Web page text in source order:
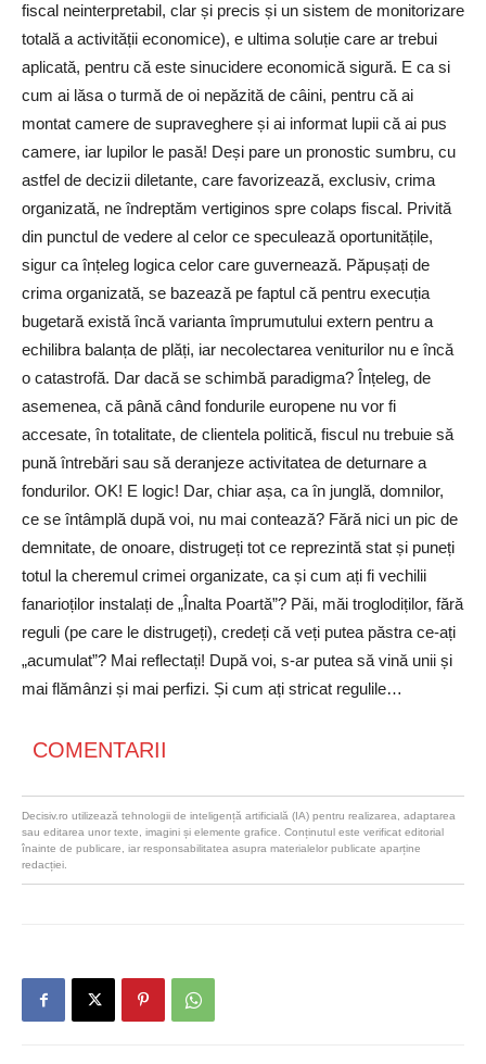
fiscal neinterpretabil, clar și precis și un sistem de monitorizare
totală a activității economice), e ultima soluție care ar trebui
aplicată, pentru că este sinucidere economică sigură. E ca si
cum ai lăsa o turmă de oi nepăzită de câini, pentru că ai
montat camere de supraveghere și ai informat lupii că ai pus
camere, iar lupilor le pasă! Deși pare un pronostic sumbru, cu
astfel de decizii diletante, care favorizează, exclusiv, crima
organizată, ne îndreptăm vertiginos spre colaps fiscal. Privită
din punctul de vedere al celor ce speculează oportunitățile,
sigur ca înțeleg logica celor care guvernează. Păpușați de
crima organizată, se bazează pe faptul că pentru execuția
bugetară există încă varianta împrumutului extern pentru a
echilibra balanța de plăți, iar necolectarea veniturilor nu e încă
o catastrofă. Dar dacă se schimbă paradigma? Înțeleg, de
asemenea, că până când fondurile europene nu vor fi
accesate, în totalitate, de clientela politică, fiscul nu trebuie să
pună întrebări sau să deranjeze activitatea de deturnare a
fondurilor. OK! E logic! Dar, chiar așa, ca în junglă, domnilor,
ce se întâmplă după voi, nu mai contează? Fără nici un pic de
demnitate, de onoare, distrugeți tot ce reprezintă stat și puneți
totul la cheremul crimei organizate, ca și cum ați fi vechilii
fanarioților instalați de „Înalta Poartă”? Păi, măi troglodiților, fără
reguli (pe care le distrugeți), credeți că veți putea păstra ce-ați
„acumulat”? Mai reflectați! După voi, s-ar putea să vină unii și
mai flămânzi și mai perfizi. Și cum ați stricat regulile…
COMENTARII
Decisiv.ro utilizează tehnologii de inteligență artificială (IA) pentru realizarea, adaptarea
sau editarea unor texte, imagini și elemente grafice. Conținutul este verificat editorial
înainte de publicare, iar responsabilitatea asupra materialelor publicate aparține
redacției.